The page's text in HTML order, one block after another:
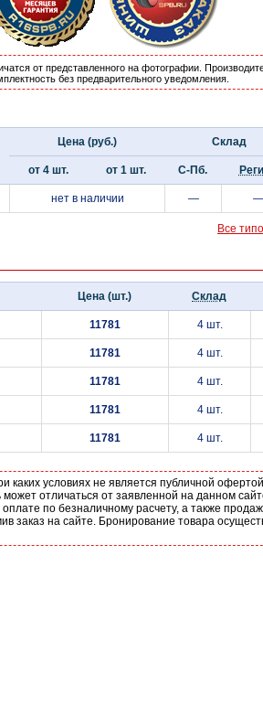
от представленного на фотографии.
без предварительного уведомления.
Цена (руб.)
Склад
от 4 шт.
от 1 шт. С-Пб.
нет в наличии — —
Все
Цена (шт.) Склад
11781 4 шт.
11781 4 шт.
11781 4 шт.
11781 4 шт.
11781 4 шт.
условиях не является публичной
отличаться от заявленной на данном
по безналичному расчету, а также
заказ на сайте. Бронирование товара